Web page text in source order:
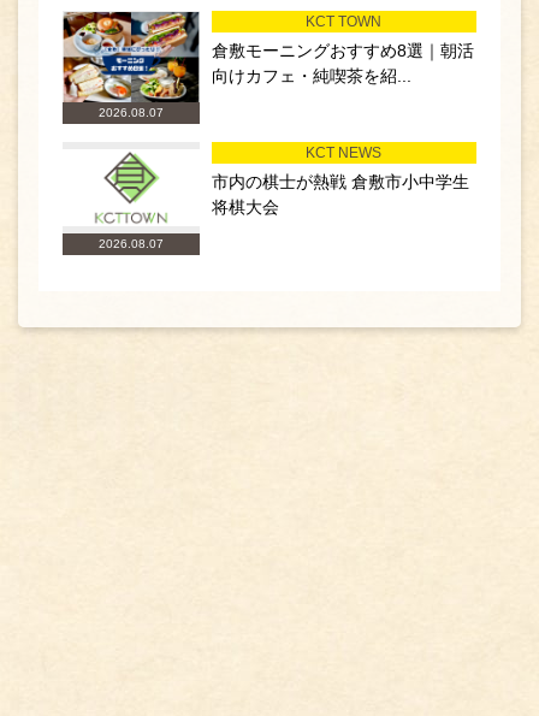
2026.08.07
KCT TOWN
倉敷モーニングおすすめ8選｜朝活
向けカフェ・純喫茶を紹...
2026.08.07
KCT NEWS
市内の棋士が熱戦 倉敷市小中学生
将棋大会